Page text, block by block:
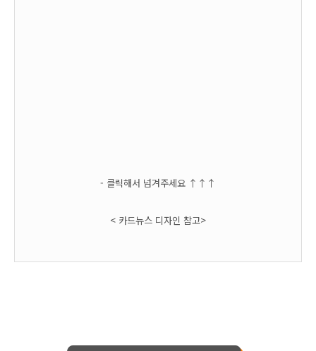
- 클릭해서 넘겨주세요 ↑ ↑ ↑
< 카드뉴스 디자인 참고>